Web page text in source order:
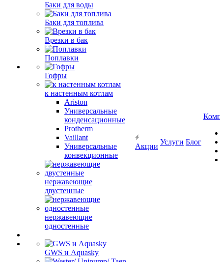
Баки для воды
Баки для топлива
Врезки в бак
Поплавки
Гофры
к настенным котлам
Ariston
Универсальные
конденсационные
Protherm
Vaillant
Универсальные
конвекционные
нержавеющие
двустенные
нержавеющие
одностенные
GWS и Aquasky
Акции
Услуги Блог